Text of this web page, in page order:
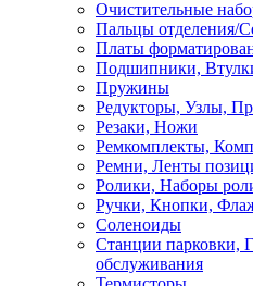
Очистительные
Пальцы отделения/
Платы
Подшипники,
Пружины
Редукторы, Узлы,
Резаки, Ножи
Ремкомплекты,
Ремни, Ленты
Ролики, Наборы
Ручки, Кнопки,
Соленоиды
Станции парковки,
обслуживания